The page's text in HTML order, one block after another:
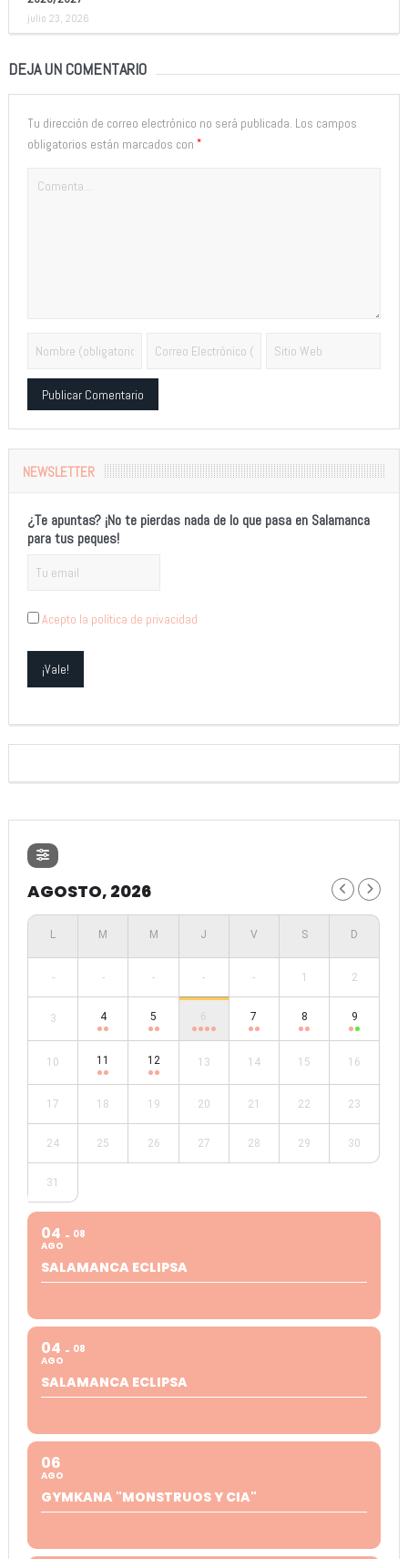
julio 23, 2026
DEJA UN COMENTARIO
Tu dirección de correo electrónico no será publicada. Los campos
obligatorios están marcados con *
NEWSLETTER
¿Te apuntas? ¡No te pierdas nada de lo que pasa en Salamanca
para tus peques!
Acepto la política de privacidad
AGOSTO, 2026
- - - - - 1 2
3 4 5 6 7 8 9
10 11 12 13 14 15 16
17 18 19 20 21 22 23
24 25 26 27 28 29 30
31
04
AGO
08
SALAMANCA ECLIPSA
04
AGO
08
SALAMANCA ECLIPSA
06
AGO
GYMKANA "MONSTRUOS Y CIA"